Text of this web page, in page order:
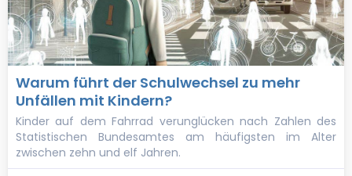
Warum führt der Schulwechsel zu mehr
Unfällen mit Kindern?
Kinder auf dem Fahrrad verunglücken nach Zahlen des
Statistischen Bundesamtes am häufigsten im Alter
zwischen zehn und elf Jahren.